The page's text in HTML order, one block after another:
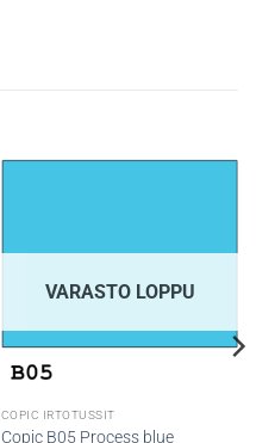
VARASTO LOPPU
COPIC IRTOTUSSIT
Copic B05 Process blue